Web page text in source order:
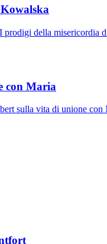
della misericordia
con Maria
sulla vita di unione con